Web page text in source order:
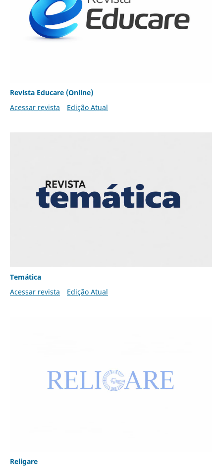
Revista Educare (Online)
Acessar revista
Edição Atual
Temática
Acessar revista
Edição Atual
Religare